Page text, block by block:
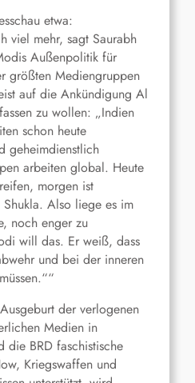
etwa:
viel mehr, sagt Saurabh
Außenpolitik für
größten Mediengruppen
auf die Ankündigung Al
zu wollen: „Indien
schon heute
geheimdienstlich
arbeiten global. Heute
morgen ist
Shukla. Also liege es im
noch enger zu
will das. Er weiß, dass
und bei der inneren
der verlogenen
Medien in
die BRD faschistische
Kriegswaffen und